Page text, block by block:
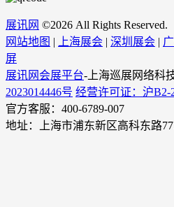
展讯网 ©2026 All Rights Reserved.
网站地图 | 上海展会 | 深圳展会 |
屏
展讯网会展平台-上海巡展网络科
2023014446号 经营许可证：沪B2-
官方客服：400-6789-007
地址：上海市浦东新区高科东路